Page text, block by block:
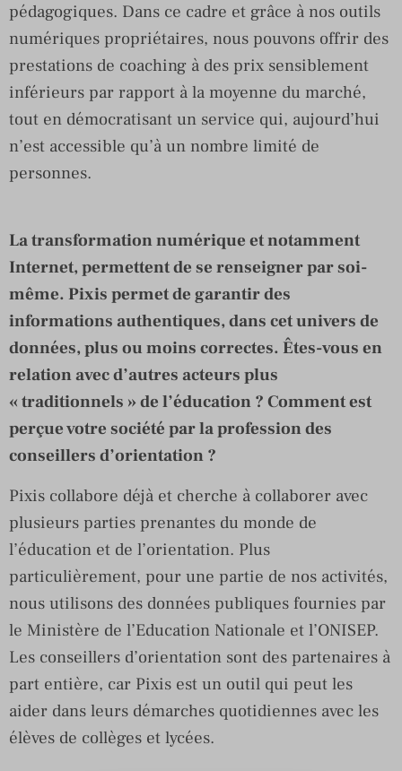
pédagogiques. Dans ce cadre et grâce à nos outils
numériques propriétaires, nous pouvons offrir des
prestations de coaching à des prix sensiblement
inférieurs par rapport à la moyenne du marché,
tout en démocratisant un service qui, aujourd’hui
n’est accessible qu’à un nombre limité de
personnes.
La transformation numérique et notamment
Internet, permettent de se renseigner par soi-
même. Pixis permet de garantir des
informations authentiques, dans cet univers de
données, plus ou moins correctes. Êtes-vous en
relation avec d’autres acteurs plus
« traditionnels » de l’éducation ? Comment est
perçue votre société par la profession des
conseillers d’orientation ?
Pixis collabore déjà et cherche à collaborer avec
plusieurs parties prenantes du monde de
l’éducation et de l’orientation. Plus
particulièrement, pour une partie de nos activités,
nous utilisons des données publiques fournies par
le Ministère de l’Education Nationale et l’ONISEP.
Les conseillers d’orientation sont des partenaires à
part entière, car Pixis est un outil qui peut les
aider dans leurs démarches quotidiennes avec les
élèves de collèges et lycées.